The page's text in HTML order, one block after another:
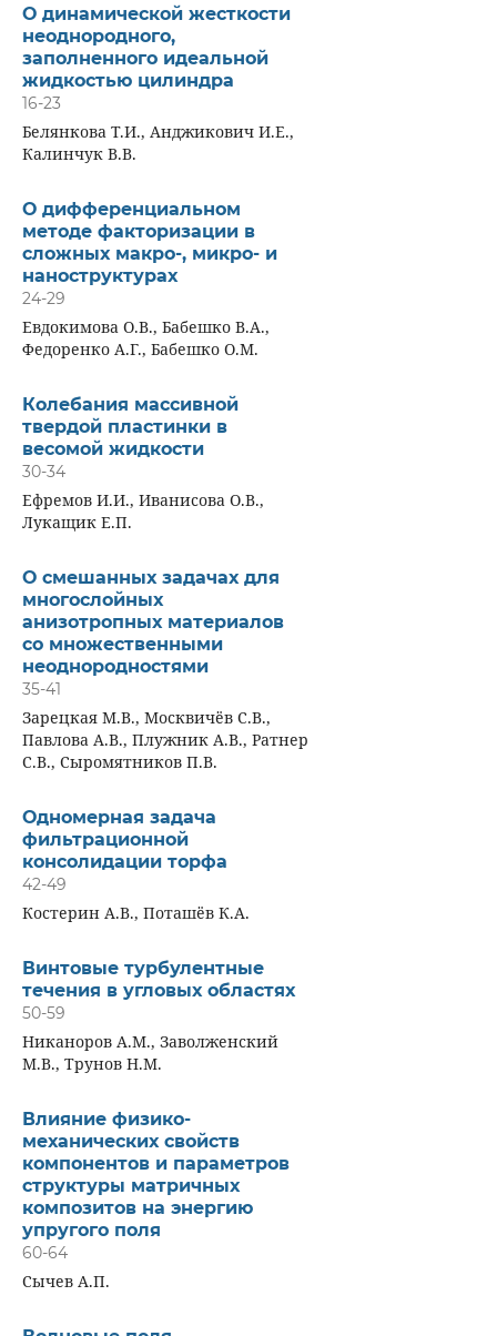
О динамической жесткости
неоднородного,
заполненного идеальной
жидкостью цилиндра
16-23
Белянкова Т.И., Анджикович И.Е.,
Калинчук В.В.
О дифференциальном
методе факторизации в
сложных макро-, микро- и
наноструктурах
24-29
Евдокимова О.В., Бабешко В.А.,
Федоренко А.Г., Бабешко О.М.
Колебания массивной
твердой пластинки в
весомой жидкости
30-34
Ефремов И.И., Иванисова О.В.,
Лукащик Е.П.
О смешанных задачах для
многослойных
анизотропных материалов
со множественными
неоднородностями
35-41
Зарецкая М.В., Москвичёв С.В.,
Павлова А.В., Плужник А.В., Ратнер
С.В., Сыромятников П.В.
Одномерная задача
фильтрационной
консолидации торфа
42-49
Костерин А.В., Поташёв К.А.
Винтовые турбулентные
течения в угловых областях
50-59
Никаноров А.М., Заволженский
М.В., Трунов Н.М.
Влияние физико-
механических свойств
компонентов и параметров
структуры матричных
композитов на энергию
упругого поля
60-64
Сычев А.П.